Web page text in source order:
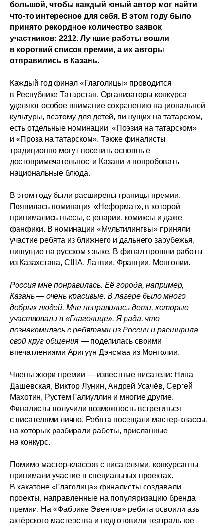
большой, чтобы каждый юный автор мог найти
что-то интересное для себя. В этом году было
принято рекордное количество заявок
участников: 2212. Лучшие работы вошли
в короткий список премии, а их авторы
отправились в Казань.
Каждый год финал «Глаголицы» проводится
в Республике Татарстан. Организаторы конкурса
уделяют особое внимание сохранению национальной
культуры, поэтому для детей, пишущих на татарском,
есть отдельные номинации: «Поэзия на татарском»
и «Проза на татарском». Также финалисты
традиционно могут посетить основные
достопримечательности Казани и попробовать
национальные блюда.
В этом году были расширены границы премии.
Появилась номинация «Неформат», в которой
принимались пьесы, сценарии, комиксы и даже
фанфики. В номинации «Мультилингвы» приняли
участие ребята из ближнего и дальнего зарубежья,
пишущие на русском языке. В финал прошли работы
из Казахстана, США, Латвии, Франции, Монголии.
Россия мне понравилась. Её города, например,
Казань — очень красивые. В лагере было много
добрых людей. Мне понравились дети, которые
участвовали в «Глаголице». Я рада, что
познакомилась с ребятами из России и расширила
свой круг общения — поделилась своими
впечатлениями Аригуун Дэнсмаа из Монголии.
Члены жюри премии — известные писатели: Нина
Дашевская, Виктор Лунин, Андрей Усачёв, Сергей
Махотин, Рустем Галиуллин и многие другие.
Финалисты получили возможность встретиться
с писателями лично. Ребята посещали мастер-классы,
на которых разбирали работы, присланные
на конкурс.
Помимо мастер-классов с писателями, конкурсанты
принимали участие в специальных проектах.
В хакатоне «Глаголица» финалисты создавали
проекты, направленные на популяризацию бренда
премии. На «Фабрике Эвентов» ребята освоили азы
актёрского мастерства и подготовили театральное